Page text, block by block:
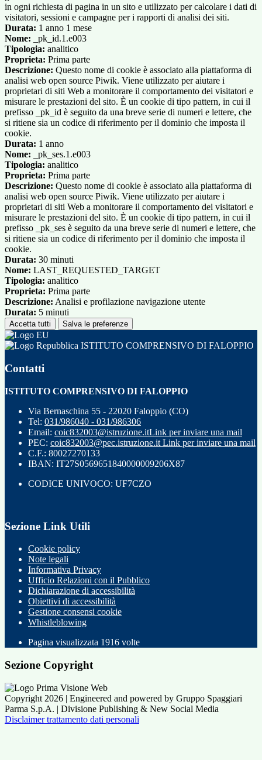
in ogni richiesta di pagina in un sito e utilizzato per calcolare i dati di
visitatori, sessioni e campagne per i rapporti di analisi dei siti.
Durata: 1 anno 1 mese
Nome: _pk_id.1.e003
Tipologia: analitico
Proprieta: Prima parte
Descrizione: Questo nome di cookie è associato alla piattaforma di
analisi web open source Piwik. Viene utilizzato per aiutare i
proprietari di siti Web a monitorare il comportamento dei visitatori e
misurare le prestazioni del sito. È un cookie di tipo pattern, in cui il
prefisso _pk_id è seguito da una breve serie di numeri e lettere, che
si ritiene sia un codice di riferimento per il dominio che imposta il
cookie.
Durata: 1 anno
Nome: _pk_ses.1.e003
Tipologia: analitico
Proprieta: Prima parte
Descrizione: Questo nome di cookie è associato alla piattaforma di
analisi web open source Piwik. Viene utilizzato per aiutare i
proprietari di siti Web a monitorare il comportamento dei visitatori e
misurare le prestazioni del sito. È un cookie di tipo pattern, in cui il
prefisso _pk_ses è seguito da una breve serie di numeri e lettere, che
si ritiene sia un codice di riferimento per il dominio che imposta il
cookie.
Durata: 30 minuti
Nome: LAST_REQUESTED_TARGET
Tipologia: analitico
Proprieta: Prima parte
Descrizione: Analisi e profilazione navigazione utente
Durata: 5 minuti
Accetta tutti Salva le preferenze
ISTITUTO COMPRENSIVO DI FALOPPIO
Contatti
ISTITUTO COMPRENSIVO DI FALOPPIO
Via Bernaschina 55 - 22020 Faloppio (CO)
Tel: 031/986040 - 031/986306
Email: coic832003@istruzione.itLink per inviare una mail
PEC: coic832003@pec.istruzione.it Link per inviare una mail
C.F.: 80027270133
IBAN: IT27S0569651840000009206X87
CODICE UNIVOCO: UF7CZO
Sezione Link Utili
Cookie policy
Note legali
Informativa Privacy
Ufficio Relazioni con il Pubblico
Dichiarazione di accessibilità
Obiettivi di accessibilità
Gestione consensi cookie
Whistleblowing
Pagina visualizzata 1916 volte
Sezione Copyright
Copyright 2026 | Engineered and powered by Gruppo Spaggiari
Parma S.p.A. | Divisione Publishing & New Social Media
Disclaimer trattamento dati personali